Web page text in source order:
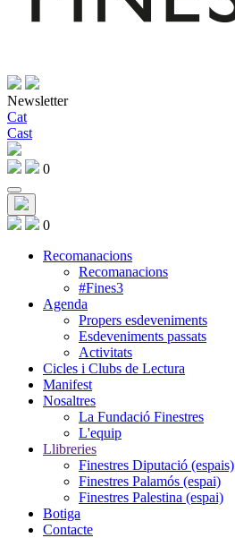
Newsletter
Cat
Cast
0
0
Recomanacions
Recomanacions
#Fines3
Agenda
Propers esdeveniments
Esdeveniments passats
Activitats
Cicles i Clubs de Lectura
Manifest
Nosaltres
La Fundació Finestres
L'equip
Llibreries
Finestres Diputació (espais)
Finestres Palamós (espai)
Finestres Palestina (espai)
Botiga
Contacte